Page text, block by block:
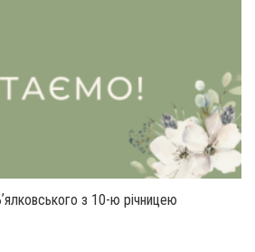
з 10-ю річницею